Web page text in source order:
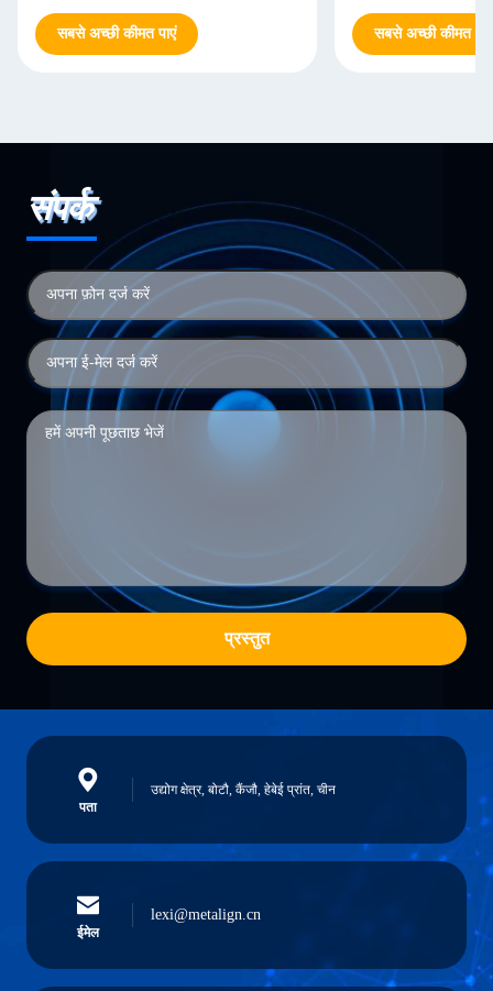
सबसे अच्छी कीमत पाएं सबसे अच्छी कीमत पाएं
संपर्क
प्रस्तुत
पता
उद्योग क्षेत्र, बोटौ, कैंजौ, हेबेई प्रांत, चीन
ईमेल
lexi@metalign.cn